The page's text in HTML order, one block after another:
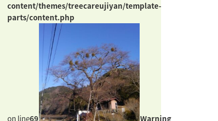
content/themes/treecareujiyan/template-
parts/content.php
on line69
Warning